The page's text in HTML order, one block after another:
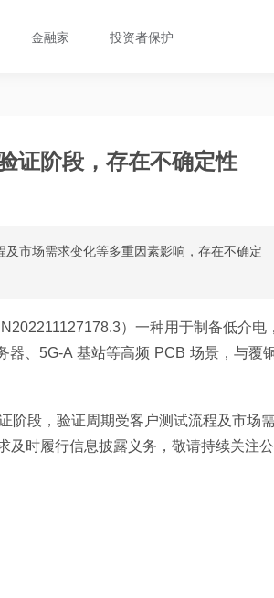
金融家 投资者保护
证阶段，存在不确定性
市场需求变化等多重因素影响，存在不确定
）一种用于制备低介电，
、5G-A 基站等高频 PCB 场景，与覆
阶段，验证周期受客户测试流程及市场
时履行信息披露义务，敬请持续关注公